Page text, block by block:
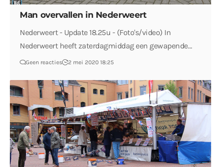
Man overvallen in Nederweert
Nederweert - Update 18.25u - (Foto's/video) In
Nederweert heeft zaterdagmiddag een gewapende…
Geen reacties 2 mei 2020 18:25